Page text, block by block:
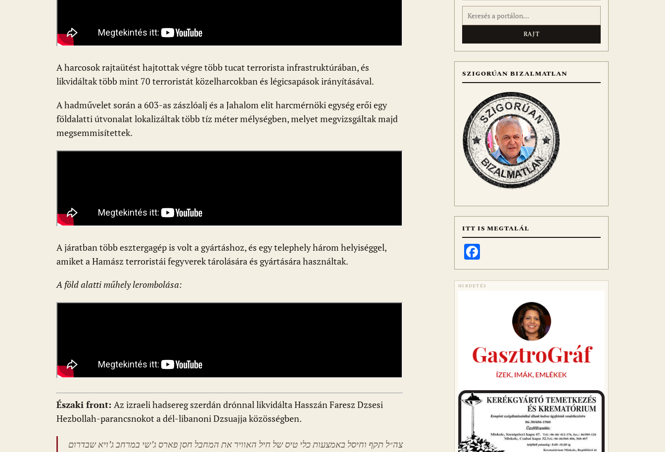
A harcosok rajtaütést hajtottak végre több tucat terrorista infrastruktúrában, és
likvidáltak több mint 70 terroristát közelharcokban és légicsapások irányításával.
A hadművelet során a 603-as zászlóalj és a Jahalom elit harcmérnöki egység erői egy
földalatti útvonalat lokalizáltak több tíz méter mélységben, melyet megvizsgáltak majd
megsemmisítettek.
A járatban több esztergagép is volt a gyártáshoz, és egy telephely három helyiséggel,
amiket a Hamász terroristái fegyverek tárolására és gyártására használtak.
A föld alatti műhely lerombolása:
Északi front: Az izraeli hadsereg szerdán drónnal likvidálta Hasszán Faresz Dzsesi
Hezbollah-parancsnokot a dél-libanoni Dzsuajja közösségben.
צה״ל תקף וחיסל באמצעות כלי טיס של חיל האוויר את המחבל חסן פארס ג’שי במרחב ג’ויא שבדרום
Keresés:
SZIGORÚAN BIZALMATLAN
ITT IS MEGTALÁL
HIRDETÉS